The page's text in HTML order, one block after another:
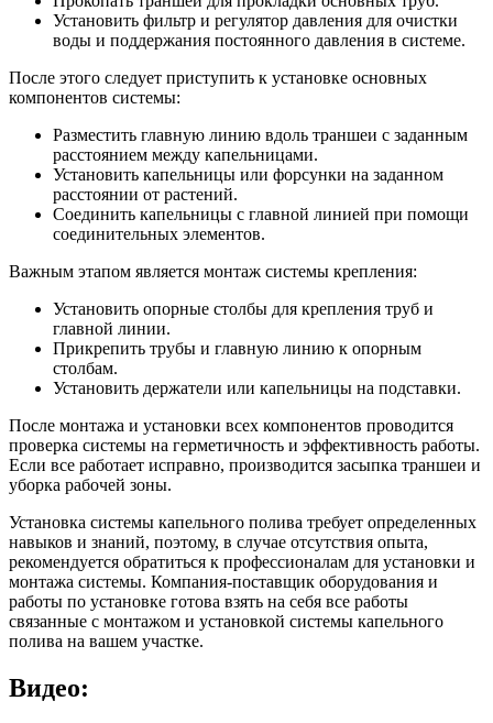
Установить фильтр и регулятор давления для очистки
воды и поддержания постоянного давления в системе.
После этого следует приступить к установке основных
компонентов системы:
Разместить главную линию вдоль траншеи с заданным
расстоянием между капельницами.
Установить капельницы или форсунки на заданном
расстоянии от растений.
Соединить капельницы с главной линией при помощи
соединительных элементов.
Важным этапом является монтаж системы крепления:
Установить опорные столбы для крепления труб и
главной линии.
Прикрепить трубы и главную линию к опорным
столбам.
Установить держатели или капельницы на подставки.
После монтажа и установки всех компонентов проводится
проверка системы на герметичность и эффективность работы.
Если все работает исправно, производится засыпка траншеи и
уборка рабочей зоны.
Установка системы капельного полива требует определенных
навыков и знаний, поэтому, в случае отсутствия опыта,
рекомендуется обратиться к профессионалам для установки и
монтажа системы. Компания-поставщик оборудования и
работы по установке готова взять на себя все работы
связанные с монтажом и установкой системы капельного
полива на вашем участке.
Видео: